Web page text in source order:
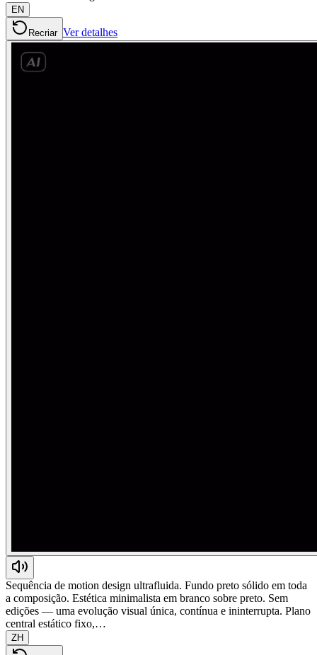
EN
Recriar Ver detalhes
Sequência de motion design ultrafluida. Fundo preto sólido em toda
a composição. Estética minimalista em branco sobre preto. Sem
edições — uma evolução visual única, contínua e ininterrupta. Plano
central estático fixo,…
ZH